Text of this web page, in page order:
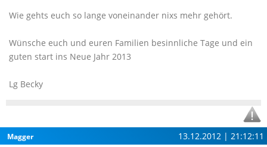
Wie gehts euch so lange voneinander nixs mehr gehört.
Wünsche euch und euren Familien besinnliche Tage und ein
guten start ins Neue Jahr 2013
Lg Becky
Magger 13.12.2012 | 21:12:11